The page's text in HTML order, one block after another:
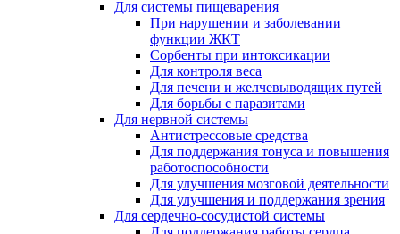
Для системы пищеварения
При нарушении и заболевании
функции ЖКТ
Сорбенты при интоксикации
Для контроля веса
Для печени и желчевыводящих путей
Для борьбы с паразитами
Для нервной системы
Антистрессовые средства
Для поддержания тонуса и повышения
работоспособности
Для улучшения мозговой деятельности
Для улучшения и поддержания зрения
Для сердечно-сосудистой системы